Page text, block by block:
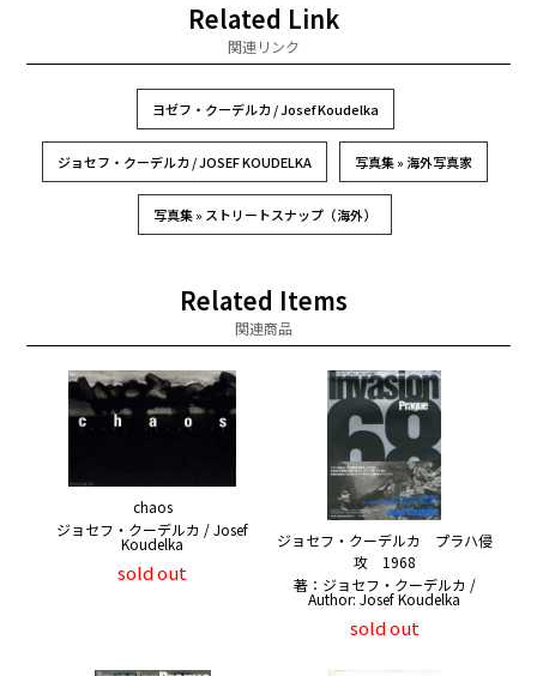
Related Link
関連リンク
ヨゼフ・クーデルカ / Josef Koudelka
ジョセフ・クーデルカ / JOSEF KOUDELKA 写真集 » 海外写真家
写真集 » ストリートスナップ（海外）
Related Items
関連商品
chaos
ジョセフ・クーデルカ / Josef
Koudelka
sold out
ジョセフ・クーデルカ プラハ侵
攻 1968
著：ジョセフ・クーデルカ /
Author: Josef Koudelka
sold out